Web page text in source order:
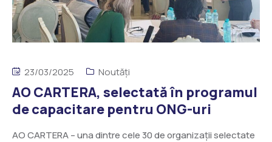
23/03/2025 Noutăți
AO CARTERA, selectată în programul
de capacitare pentru ONG-uri
AO CARTERA – una dintre cele 30 de organizații selectate